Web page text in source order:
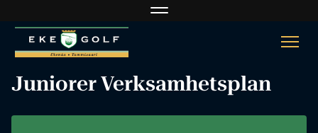
Navigaatio
Juniorer Verksamhetsplan